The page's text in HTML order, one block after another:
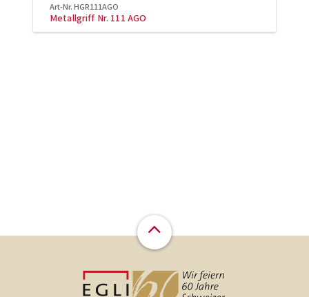
Art-Nr. HGR111AGO
Metallgriff Nr. 111 AGO